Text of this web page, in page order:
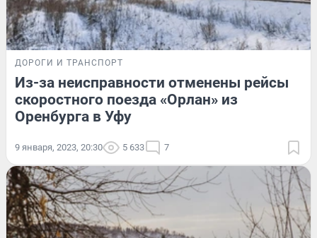
ДОРОГИ И ТРАНСПОРТ
Из-за неисправности отменены рейсы
скоростного поезда «Орлан» из
Оренбурга в Уфу
9 января, 2023, 20:30 5 633 7